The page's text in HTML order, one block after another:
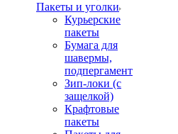
Пакеты и уголки
Курьерские
пакеты
Бумага для
шавермы,
подпергамент
Зип-локи (с
защелкой)
Крафтовые
пакеты